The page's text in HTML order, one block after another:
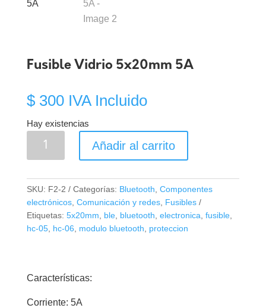
Fusible Vidrio 5x20mm 5A
$300 IVA Incluido
Hay existencias
Fusible
5A
cantidad
Añadir al carrito
SKU: F2-2 Categorías: Bluetooth Componentes
electrónicos, Comunicación y redes, Fusibles
Etiquetas: 5x20mm ble, bluetooth electronica fusible,
hc-05, hc-06 modulo bluetooth proteccion
Características:
Corriente: 5A